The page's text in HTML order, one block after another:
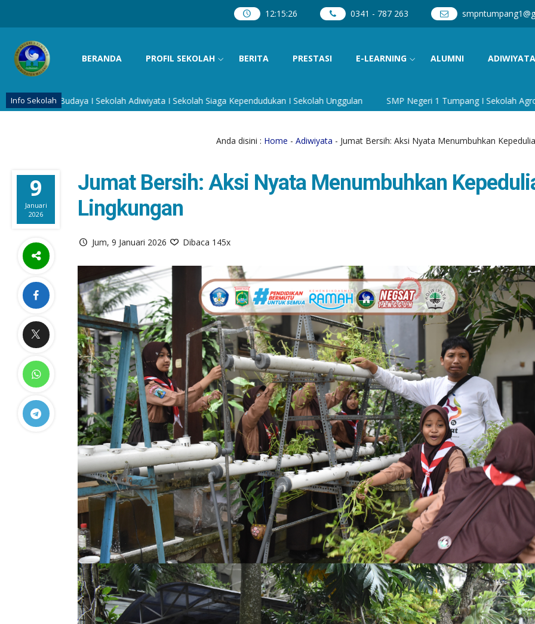
12:15:27 0341 - 787 263
BERANDA PROFIL SEKOLAH BERITA PRESTASI E-LEARNING ALUMNI ADIWIYATA
Info SekolahI Sekolah Adiwiyata I Sekolah Siaga Kependudukan I Sekolah Unggulan SMP Negeri 1 Tumpang I Sekolah Agrowisata dan
Anda disini : Home - Adiwiyata - Jumat Bersih: Aksi Nyata Menumbuhkan
9
Januari
2026
Jumat Bersih: Aksi Nyata Menumbuhkan
Lingkungan
Jum, 9 Januari 2026 Dibaca 145x